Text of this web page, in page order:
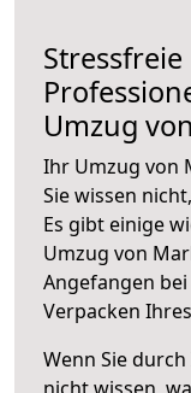
Umzug
Ihr Umzug von
Sie wissen
Es gibt einige
Umzug von
Angefangen
Verpacken
Wenn Sie